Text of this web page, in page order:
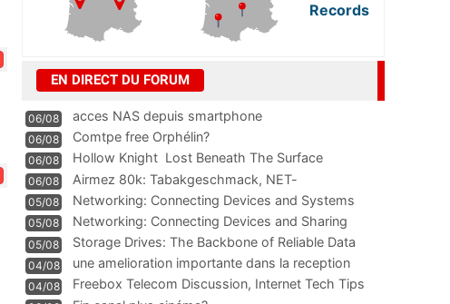
Records
EN DIRECT DU FORUM
06/08 acces NAS depuis smartphone
06/08 Comtpe free Orphélin?
06/08 Hollow Knight  Lost Beneath The Surface
06/08
Airmez 80k: Tabakgeschmack, NET-
Technologie und Leistung im
05/08 Networking: Connecting Devices and Systems
05/08
Networking: Connecting Devices and Sharing
Information
05/08
Storage Drives: The Backbone of Reliable Data
Management
04/08
une amelioration importante dans la reception
WIFI
04/08
Freebox Telecom Discussion, Internet Tech Tips
Communi